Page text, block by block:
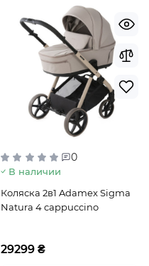
0
В наличии
Коляска 2в1 Adamex Sigma
Natura 4 cappuccino
29299 ₴